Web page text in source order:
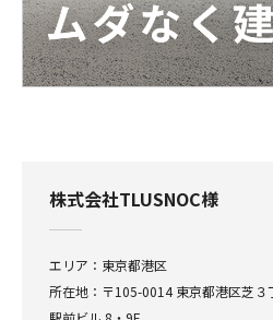
株式会社TLUSNOC様
エリア：東京都港区
所在地：〒105-0014 東京都港区芝